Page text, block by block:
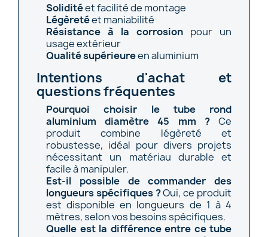
Soliditéet facilité de montage
Légèretéet maniabilité
Résistance à la corrosion pour un
usage extérieur
Qualité supérieureen aluminium
Intentions d'achat et
questions fréquentes
Pourquoi choisir le tube rond
aluminium diamètre 45 mm ?Ce
produit combine légèreté et
robustesse, idéal pour divers projets
nécessitant un matériau durable et
facile à manipuler.
Est-il possible de commander des
longueurs spécifiques ?Oui, ce produit
est disponible en longueurs de 1 à 4
mètres, selon vos besoins spécifiques.
Quelle est la différence entre ce tube